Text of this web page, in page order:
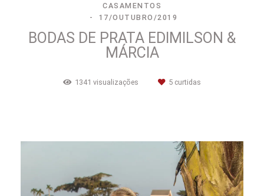
CASAMENTOS
17/OUTUBRO/2019
BODAS DE PRATA EDIMILSON &
MÁRCIA
1341 visualizações 5 curtidas